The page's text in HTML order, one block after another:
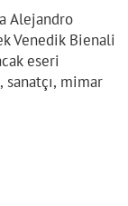
Alejandro
Venedik Bienali
eseri
mimar